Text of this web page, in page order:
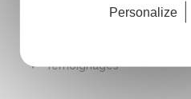
Témoignages
Personalize